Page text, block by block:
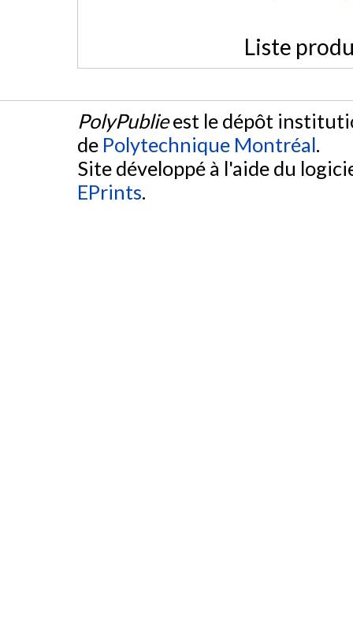
Liste
PolyPublieest le dépôt
de Polytechnique Montréal.
Site développé à l'aide du
EPrints.